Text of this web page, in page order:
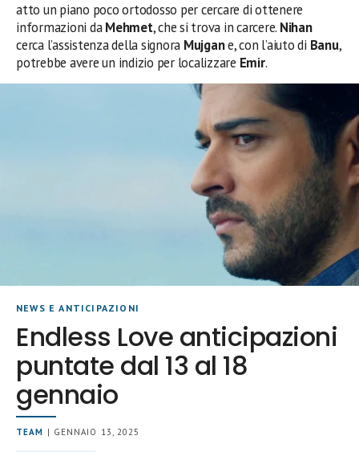
atto un piano poco ortodosso per cercare di ottenere
informazioni daMehmet, che si trova in carcere. Nihan
cerca l’assistenza della signora Mujgane, con l’aiuto di Banu,
potrebbe avere un indizio per localizzare Emir.
NEWS E ANTICIPAZIONI
Endless Love anticipazioni
puntate dal 13 al 18
gennaio
TEAM | GENNAIO 13, 2025